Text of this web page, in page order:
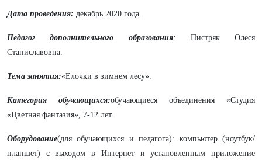
Дата проведения: декабрь 2020 года.
Педагог дополнительного образования: Пистряк Олеся
Станиславовна.
Тема занятия:«Елочки в зимнем лесу».
Категория обучающихся:обучающиеся объединения «Студия
«Цветная фантазия», 7-12 лет.
Оборудование(для обучающихся и педагога): компьютер (ноутбук/
планшет) с выходом в Интернет и установленным приложение